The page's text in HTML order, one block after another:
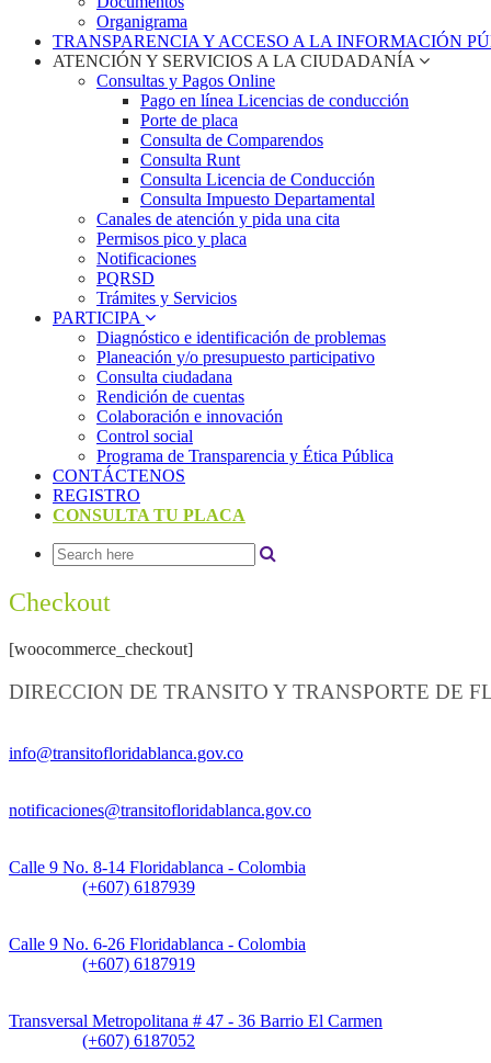
Organigrama
TRANSPARENCIA Y ACCESO A LA INFORMACIÓN
ATENCIÓN Y SERVICIOS A LA CIUDADANÍA
Consultas y Pagos Online
Pago en línea Licencias de conducción
Porte de placa
Consulta de Comparendos
Consulta Runt
Consulta Licencia de Conducción
Consulta Impuesto Departamental
Canales de atención y pida una cita
Permisos pico y placa
Notificaciones
PQRSD
Trámites y Servicios
PARTICIPA
Diagnóstico e identificación de problemas
Planeación y/o presupuesto participativo​
Consulta ciudadana
Rendición de cuentas
Colaboración e innovación
Control social
Programa de Transparencia y Ética Pública
CONTÁCTENOS
REGISTRO
CONSULTA TU PLACA
Checkout
[woocommerce_checkout]
DIRECCION DE TRANSITO Y TRANSPORTE DE
info@transitofloridablanca.gov.co
notificaciones@transitofloridablanca.gov.co
Calle 9 No. 8-14 Floridablanca - Colombia
(+607) 6187939
Calle 9 No. 6-26 Floridablanca - Colombia
(+607) 6187919
Transversal Metropolitana # 47 - 36 Barrio El Carmen
(+607) 6187052